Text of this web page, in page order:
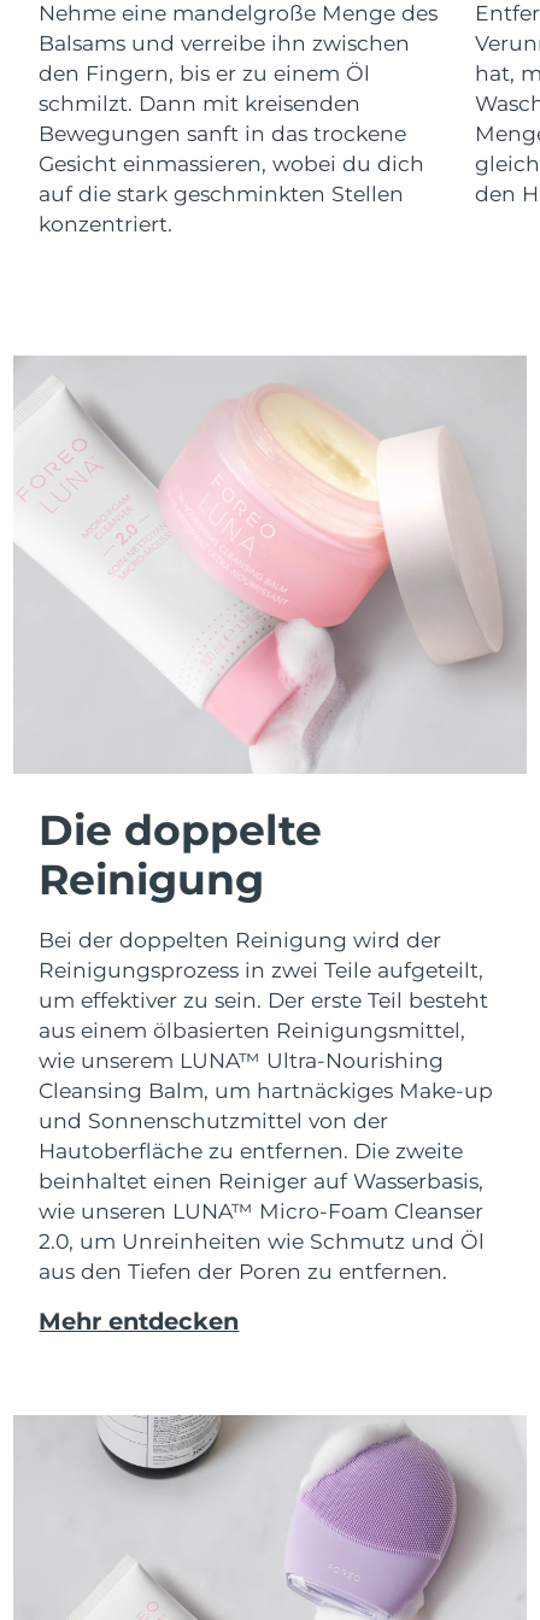
Nehme eine mandelgroße Menge des
Balsams und verreibe ihn zwischen
den Fingern, bis er zu einem Öl
schmilzt. Dann mit kreisenden
Bewegungen sanft in das trockene
Gesicht einmassieren, wobei du dich
auf die stark geschminkten Stellen
konzentriert.
hat,
den
Die doppelte
Reinigung
Bei der doppelten Reinigung wird der
Reinigungsprozess in zwei Teile aufgeteilt,
um effektiver zu sein. Der erste Teil besteht
aus einem ölbasierten Reinigungsmittel,
wie unserem LUNA™ Ultra-Nourishing
Cleansing Balm, um hartnäckiges Make-up
und Sonnenschutzmittel von der
Hautoberfläche zu entfernen. Die zweite
beinhaltet einen Reiniger auf Wasserbasis,
wie unseren LUNA™ Micro-Foam Cleanser
2.0, um Unreinheiten wie Schmutz und Öl
aus den Tiefen der Poren zu entfernen.
Mehr entdecken